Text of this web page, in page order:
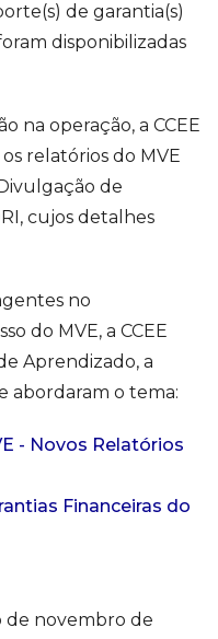
de garantia(s)
disponibilizadas
na operação, a CCEE
relatórios do MVE
de
cujos detalhes
no
do MVE, a CCEE
Aprendizado, a
abordaram o tema:
- Novos Relatórios
Financeiras do
novembro de